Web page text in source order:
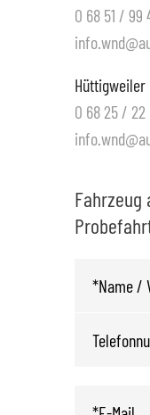
0 68 51 / 99
Hüttigweiler
0 68 25 / 22
Fahrzeug